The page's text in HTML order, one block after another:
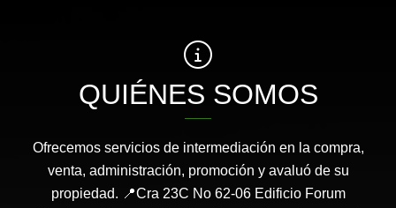
QUIÉNES SOMOS
Ofrecemos servicios de intermediación en la compra,
venta, administración, promoción y avaluó de su
propiedad. 📍Cra 23C No 62-06 Edificio Forum